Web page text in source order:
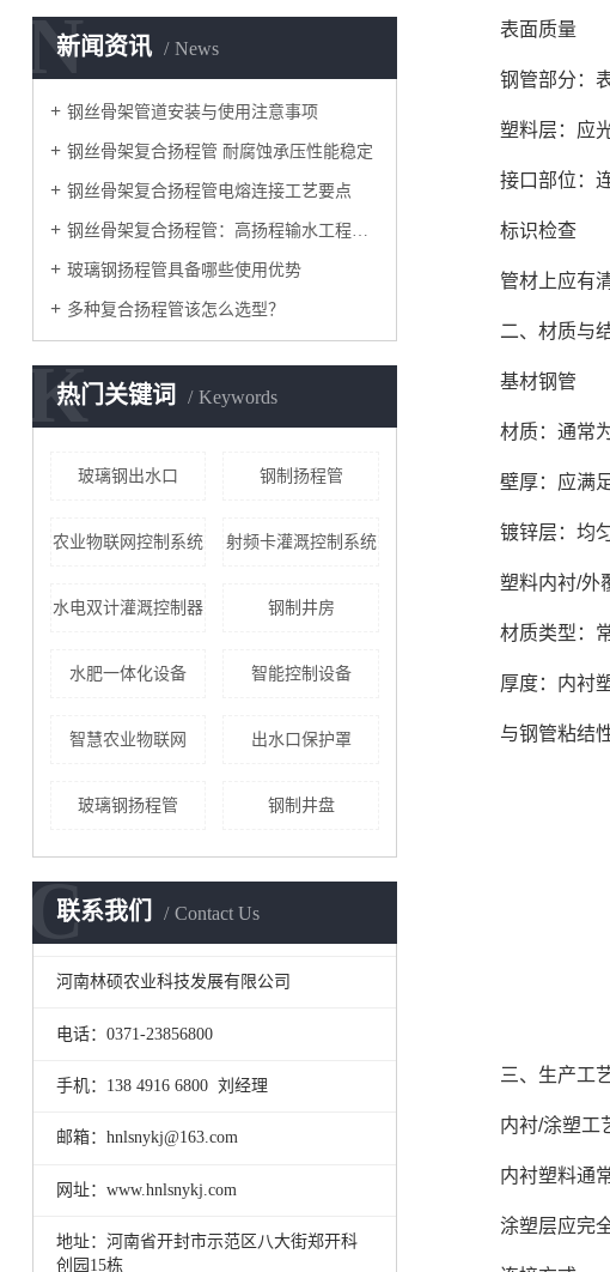
新闻资讯 News
N
钢丝骨架管道安装与使用注意事项
钢丝骨架复合扬程管 耐腐蚀承压性能稳定
钢丝骨架复合扬程管电熔连接工艺要点
钢丝骨架复合扬程管：高扬程输水工程的优选管材
玻璃钢扬程管具备哪些使用优势
多种复合扬程管该怎么选型？
热门关键词 Keywords
K
玻璃钢出水口 钢制扬程管
农业物联网控制系统 射频卡灌溉控制系统
水电双计灌溉控制器 钢制井房
水肥一体化设备 智能控制设备
智慧农业物联网 出水口保护罩
玻璃钢扬程管 钢制井盘
联系我们 Contact Us
C
河南林硕农业科技发展有限公司
电话：0371-23856800
手机：138 4916 6800 刘经理
邮箱：hnlsnykj@163.com
网址：www.hnlsnykj.com
地址：河南省开封市示范区八大街郑开科
创园15栋
表面质量
钢管部分：表
塑料层：应光
接口部位：连
标识检查
管材上应有清
二、材质与结
基材钢管
材质：通常为
壁厚：应满足
镀锌层：均匀
塑料内衬/外
材质类型：常
厚度：内衬塑
与钢管粘结性
三、生产工艺
内衬/涂塑工
内衬塑料通常
涂塑层应完全